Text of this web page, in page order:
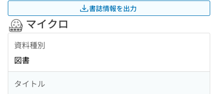
書誌情報を出力
マイクロ
資料種別
図書
タイトル